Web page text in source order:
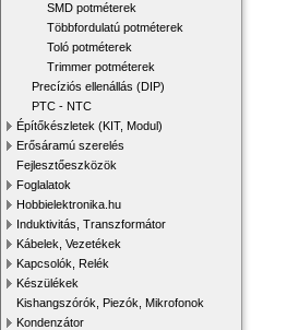
SMD potméterek
Többfordulatú potméterek
Toló potméterek
Trimmer potméterek
Precíziós ellenállás (DIP)
PTC - NTC
Építőkészletek (KIT, Modul)
Erősáramú szerelés
Fejlesztőeszközök
Foglalatok
Hobbielektronika.hu
Induktivitás, Transzformátor
Kábelek, Vezetékek
Kapcsolók, Relék
Készülékek
Kishangszórók, Piezók, Mikrofonok
Kondenzátor